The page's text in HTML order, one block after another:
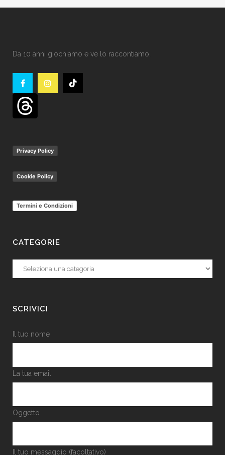
Da 10 anni giochiamo e ve lo raccontiamo.
Privacy Policy
Cookie Policy
Termini e Condizioni
CATEGORIE
Categorie
SCRIVICI
Il tuo nome
La tua email
Oggetto
Il tuo messaggio (facoltativo)